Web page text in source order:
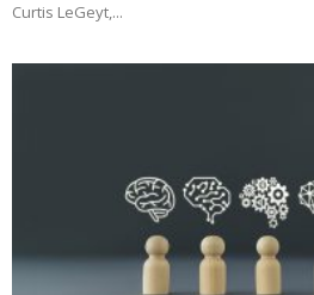
Curtis LeGeyt,...